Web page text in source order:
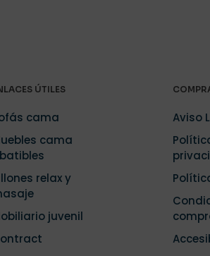
ÚTILES
cama
cama
relax y
juvenil
Aviso